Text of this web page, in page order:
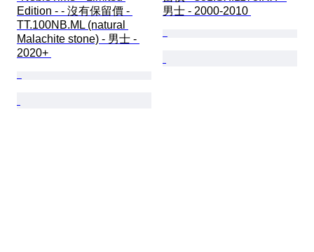
Edition - - 沒有保留價 -
TT.100NB.ML (natural
Malachite stone) - 男士 -
2020+
男士 - 2000-2010